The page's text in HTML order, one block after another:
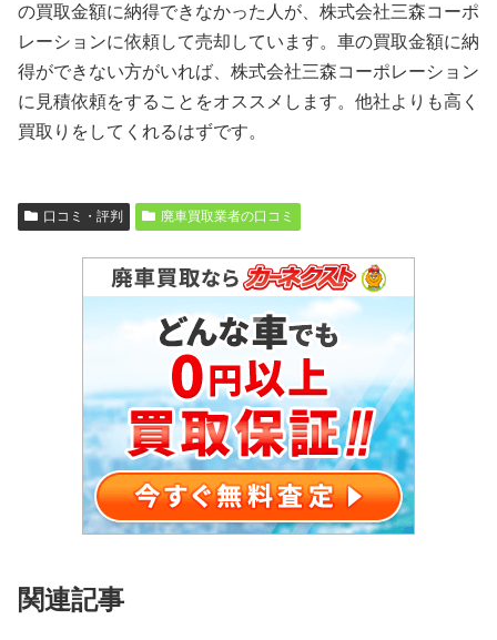
の買取金額に納得できなかった人が、株式会社三森コーポ
レーションに依頼して売却しています。車の買取金額に納
得ができない方がいれば、株式会社三森コーポレーション
に見積依頼をすることをオススメします。他社よりも高く
買取りをしてくれるはずです。
口コミ・評判 廃車買取業者の口コミ
関連記事